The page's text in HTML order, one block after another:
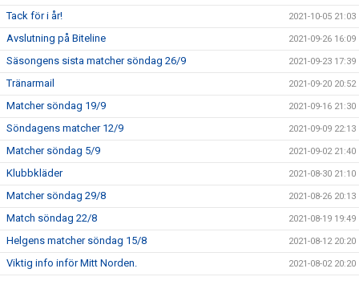
Tack för i år! 2021-10-05 21:03
Avslutning på Biteline 2021-09-26 16:09
Säsongens sista matcher söndag 26/9 2021-09-23 17:39
Tränarmail 2021-09-20 20:52
Matcher söndag 19/9 2021-09-16 21:30
Söndagens matcher 12/9 2021-09-09 22:13
Matcher söndag 5/9 2021-09-02 21:40
Klubbkläder 2021-08-30 21:10
Matcher söndag 29/8 2021-08-26 20:13
Match söndag 22/8 2021-08-19 19:49
Helgens matcher söndag 15/8 2021-08-12 20:20
Viktig info inför Mitt Norden. 2021-08-02 20:20